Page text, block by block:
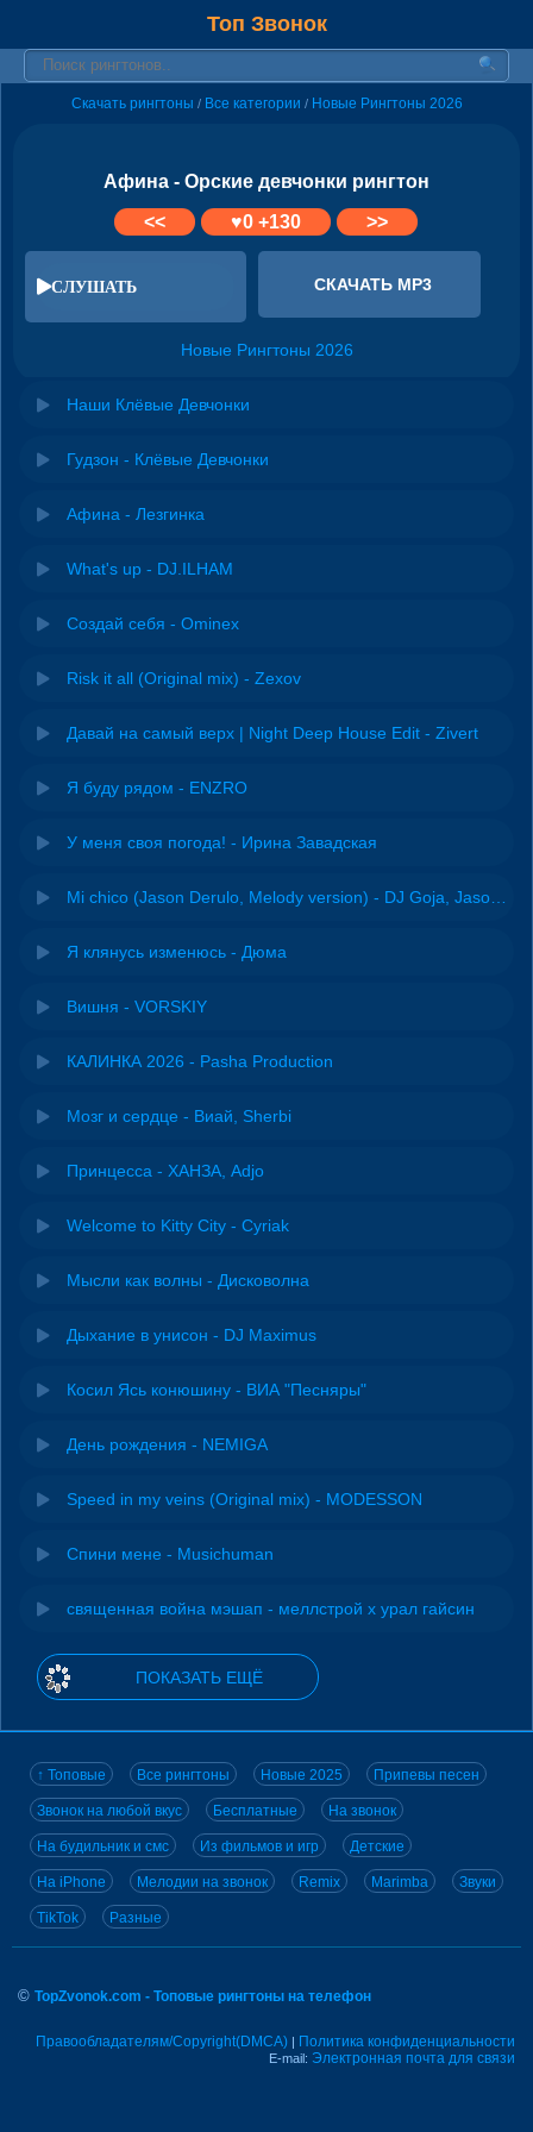
Топ Звонок
Скачать рингтоны / Все категории / Новые Рингтоны 2026
Афина - Орские девчонки рингтон
<<
♥0+130 >>
СЛУШАТЬ СКАЧАТЬ MP3
Новые Рингтоны 2026
Наши Клёвые Девчонки
Гудзон - Клёвые Девчонки
Афина - Лезгинка
What's up - DJ.ILHAM
Создай себя - Ominex
Risk it all (Original mix) - Zexov
Давай на самый верх | Night Deep House Edit - Zivert
Я буду рядом - ENZRO
У меня своя погода! - Ирина Завадская
Я клянусь изменюсь - Дюма
Вишня - VORSKIY
КАЛИНКА 2026 - Pasha Production
Мозг и сердце - Виай, Sherbi
Принцесса - ХАНЗА, Adjo
Welcome to Kitty City - Cyriak
Мысли как волны - Дисковолна
Дыхание в унисон - DJ Maximus
Косил Ясь конюшину - ВИА "Песняры"
День рождения - NEMIGA
Speed in my veins (Original mix) - MODESSON
Спини мене - Musichuman
священная война мэшап - меллстрой х урал гайсин
ПОКАЗАТЬ ЕЩЁ
↑ Топовые Все рингтоны Новые 2025 Припевы песен
Звонок на любой вкус Бесплатные На звонок
На будильник и смс Из фильмов и игр Детские
На iPhone Мелодии на звонок Remix Marimba Звуки
TikTok Разные
© TopZvonok.com - Топовые рингтоны на телефон
Правообладателям/Copyright(DMCA) | Политика конфиденциальности
E-mail: Электронная почта для связи